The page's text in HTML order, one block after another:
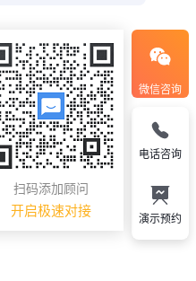
微信咨询
扫码添加顾问
开启极速对接
电话咨询
演示预约